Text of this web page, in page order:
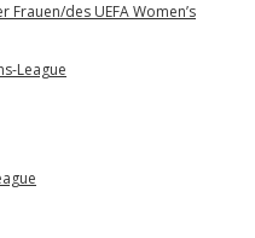
des UEFA Women’s
League